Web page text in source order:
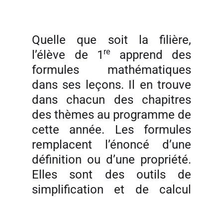
Quelle que soit la filière,
l’élève de 1 re
apprend des
formules mathématiques
dans ses leçons. Il en trouve
dans chacun des chapitres
des thèmes au programme de
cette année. Les formules
remplacent l’énoncé d’une
définition ou d’une propriété.
Elles sont des outils de
simplification et de calcul